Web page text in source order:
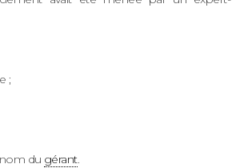
;
du gérant.